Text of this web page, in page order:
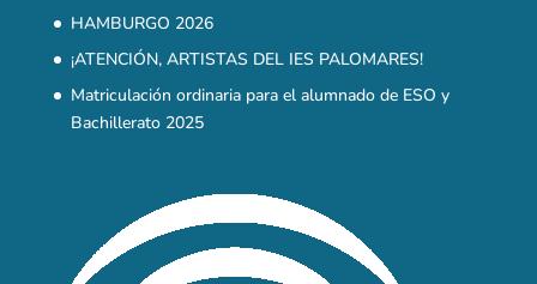
HAMBURGO 2026
¡ATENCIÓN, ARTISTAS DEL IES PALOMARES!
Matriculación ordinaria para el alumnado de ESO y
Bachillerato 2025